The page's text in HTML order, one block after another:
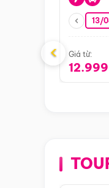
13/
Giá từ:
‹